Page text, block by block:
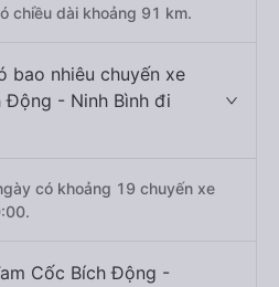
chiều dài khoảng 91 km.
bao nhiêu chuyến xe
Động - Ninh Bình đi
có khoảng 19 chuyến xe
Cốc Bích Động -